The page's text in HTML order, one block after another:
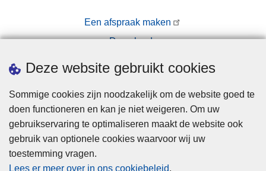
Deze website gebruikt cookies
Sommige cookies zijn noodzakelijk om de website goed te
doen functioneren en kan je niet weigeren. Om uw
gebruikservaring te optimaliseren maakt de website ook
gebruik van optionele cookies waarvoor wij uw
toestemming vragen.
Lees er meer over in ons cookiebeleid.
Een afspraak maken
Downloads
Pers